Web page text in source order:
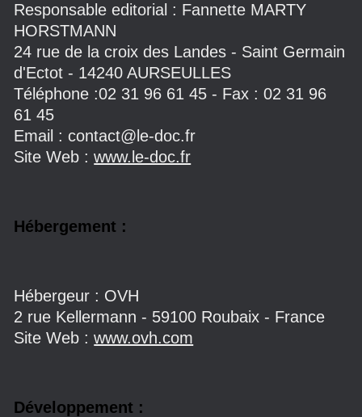
Responsable editorial : Fannette MARTY
HORSTMANN
24 rue de la croix des Landes - Saint Germain
d'Ectot - 14240 AURSEULLES
Téléphone :02 31 96 61 45 - Fax : 02 31 96
61 45
Email : contact@le-doc.fr
Site Web :www.le-doc.fr
Hébergement :
Hébergeur : OVH
2 rue Kellermann - 59100 Roubaix - France
Site Web :www.ovh.com
Développement :